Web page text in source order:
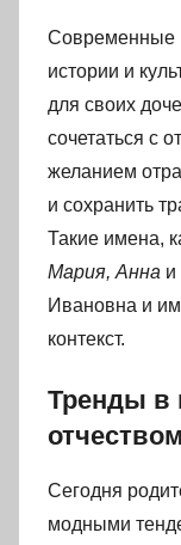
Современные
истории и
для своих
сочетаться с
желанием
и сохранить
Такие имена,
Мария, Анна и
Ивановна и
контекст.
Тренды в
Сегодня
модными